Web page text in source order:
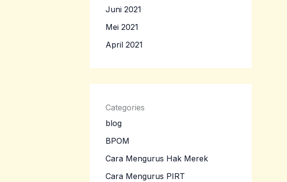
Juni 2021
Mei 2021
April 2021
Categories
blog
BPOM
Cara Mengurus Hak Merek
Cara Mengurus PIRT